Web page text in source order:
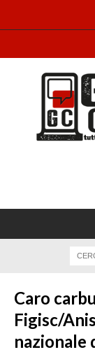
Caro
Figisc/
nazionale